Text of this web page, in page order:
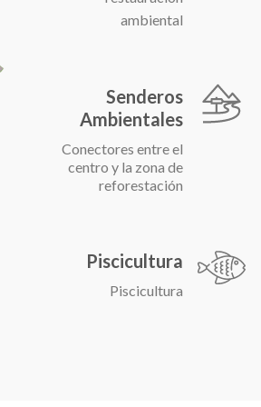
ambiental
Senderos
Ambientales
Conectores entre el
centro y la zona de
reforestación
Piscicultura
Piscicultura